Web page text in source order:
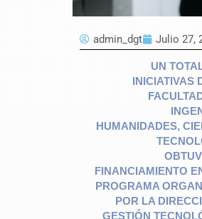
admin_dgt Julio 27,
UN
INICIATIVAS
HUMANIDADES,
FINANCIAMIENTO
PROGRAMA
POR LA
GESTIÓN